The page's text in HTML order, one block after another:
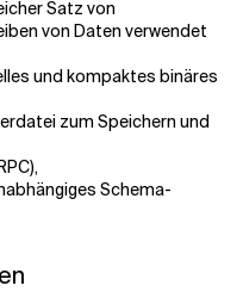
Satz von
von Daten verwendet
und kompaktes binäres
zum Speichern und
Schema-